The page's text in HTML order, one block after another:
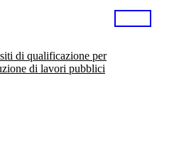
di qualificazione per
di lavori pubblici